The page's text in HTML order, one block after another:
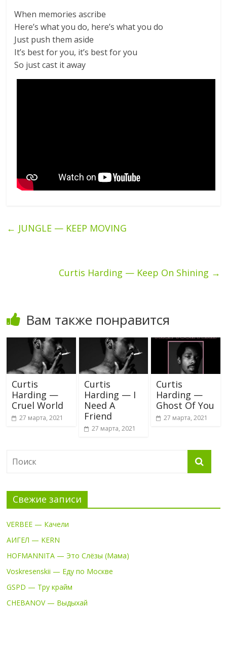
When memories ascribe
Here’s what you do, here’s what you do
Just push them aside
It’s best for you, it’s best for you
So just cast it away
← JUNGLE — KEEP MOVING
Curtis Harding — Keep On Shining →
Вам также понравится
Curtis
Harding —
Cruel World
27 марта, 2021
Curtis
Harding — I
Need A
Friend
27 марта, 2021
Curtis
Harding —
Ghost Of You
27 марта, 2021
Свежие записи
VERBEE — Качели
АИГЕЛ — KERN
HOFMANNITA — Это Слёзы (Мама)
Voskresenskii — Еду по Москве
GSPD — Тру крайм
CHEBANOV — Выдыхай